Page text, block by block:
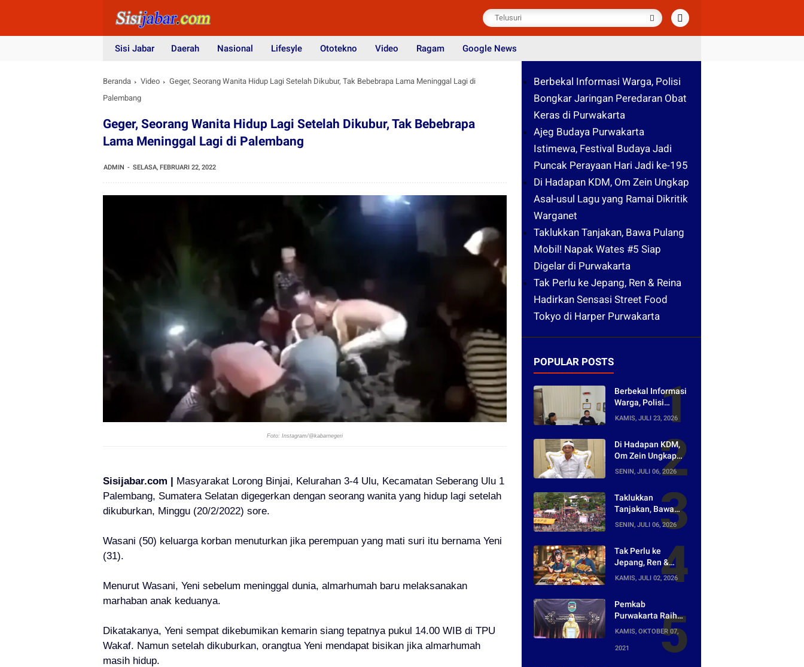
Sisi Jabar Daerah Nasional Lifesyle Ototekno Video Ragam Google News
Beranda Video
Geger, Seorang Wanita Hidup Lagi Setelah Dikubur, Tak Bebebrapa Lama Meninggal Lagi di
Palembang
Geger, Seorang Wanita Hidup Lagi Setelah Dikubur, Tak Bebebrapa
Lama Meninggal Lagi di Palembang
ADMIN SELASA, FEBRUARI 22, 2022
Foto: Instagram/@kabarnegeri
Sisijabar.com | Masyarakat Lorong Binjai, Kelurahan 3-4 Ulu, Kecamatan Seberang Ulu 1
Palembang, Sumatera Selatan digegerkan dengan seorang wanita yang hidup lagi setelah
dikuburkan, Minggu (20/2/2022) sore.
Wasani (50) keluarga korban menuturkan jika perempuan yang mati suri itu bernama Yeni
(31).
Menurut Wasani, Yeni sebelum meninggal dunia, almarhumah baru melaksanakan
marhaban anak keduanya.
Dikatakanya, Yeni sempat dikebumikan kemarin siang tepatnya pukul 14.00 WIB di TPU
Wakaf. Namun setelah dikuburkan, orangtua Yeni mendapat bisikan jika almarhumah
masih hidup.
Berbekal Informasi Warga, Polisi
Bongkar Jaringan Peredaran Obat
Keras di Purwakarta
Ajeg Budaya Purwakarta
Istimewa, Festival Budaya Jadi
Puncak Perayaan Hari Jadi ke-195
Di Hadapan KDM, Om Zein Ungkap
Asal-usul Lagu yang Ramai Dikritik
Warganet
Taklukkan Tanjakan, Bawa Pulang
Mobil! Napak Wates #5 Siap
Digelar di Purwakarta
Tak Perlu ke Jepang, Ren & Reina
Hadirkan Sensasi Street Food
Tokyo di Harper Purwakarta
POPULAR POSTS
Berbekal Informasi
Warga, Polisi
Bongkar Jaringan
Peredaran Obat
Purwakarta
KAMIS, JULI 23, 2026
Di Hadapan KDM,
Om Zein Ungkap
Asal-usul Lagu
yang Ramai Dikritik
SENIN, JULI 06, 2026
Taklukkan
Tanjakan, Bawa
Pulang Mobil!
Napak Wates #5
Purwakarta
SENIN, JULI 06, 2026
Tak Perlu ke
Jepang, Ren &
Reina Hadirkan
Harper Purwakarta
KAMIS, JULI 02, 2026
Pemkab
Purwakarta Raih
Penghargaan
Media Digital
Terpopuler di Ajang
KAMIS, OKTOBER 07,
2021